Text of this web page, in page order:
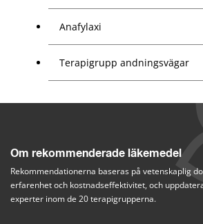
Anafylaxi
Terapigrupp andningsvägar
Om rekommenderade läkemedel
Rekommendationerna baseras på vetenskaplig
erfarenhet och kostnadseffektivitet, och
experter inom de 20 terapigrupperna.